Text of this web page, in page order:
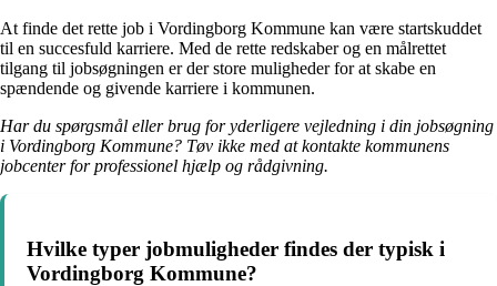
At finde det rette job i Vordingborg Kommune kan være startskuddet
til en succesfuld karriere. Med de rette redskaber og en målrettet
tilgang til jobsøgningen er der store muligheder for at skabe en
spændende og givende karriere i kommunen.
Har du spørgsmål eller brug for yderligere vejledning i din jobsøgning
i Vordingborg Kommune? Tøv ikke med at kontakte kommunens
jobcenter for professionel hjælp og rådgivning.
Hvilke typer jobmuligheder findes der typisk i
Vordingborg Kommune?